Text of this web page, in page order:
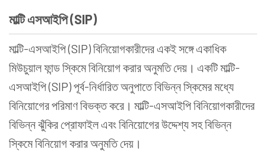
মাল্টি এসআইপি (SIP)
মাল্টি-এসআইপি (SIP) বিনিয়োগকারীদের একই সঙ্গে একাধিক
মিউচুয়াল ফান্ড স্কিমে বিনিয়োগ করার অনুমতি দেয়। একটি মাল্টি-
এসআইপি (SIP) পূর্ব-নির্ধারিত অনুপাতে বিভিন্ন স্কিমের মধ্যে
বিনিয়োগের পরিমাণ বিভক্ত করে। মাল্টি-এসআইপি বিনিয়োগকারীদের
বিভিন্ন ঝুঁকির প্রোফাইল এবং বিনিয়োগের উদ্দেশ্য সহ বিভিন্ন
স্কিমে বিনিয়োগ করার অনুমতি দেয়।